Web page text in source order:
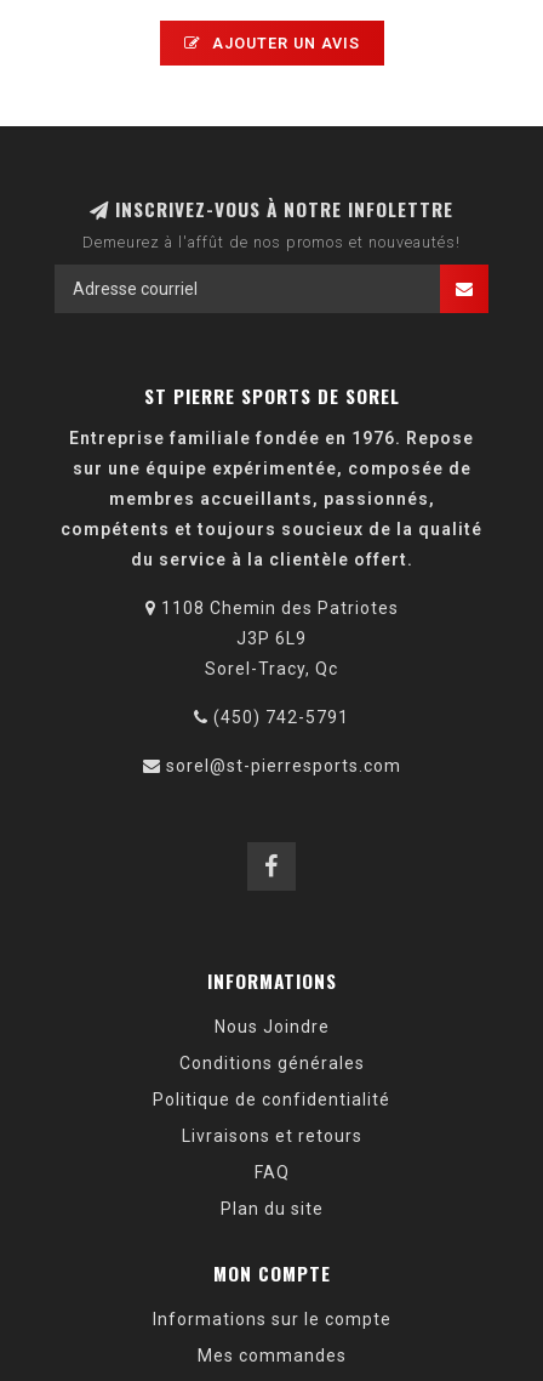
AJOUTER UN AVIS
INSCRIVEZ-VOUS À NOTRE INFOLETTRE
Demeurez à l'affût de nos promos et nouveautés!
ST PIERRE SPORTS DE SOREL
Entreprise familiale fondée en 1976. Repose
sur une équipe expérimentée, composée de
membres accueillants, passionnés,
compétents et toujours soucieux de la qualité
du service à la clientèle offert.
1108 Chemin des Patriotes
J3P 6L9
Sorel-Tracy, Qc
(450) 742-5791
sorel@st-pierresports.com
INFORMATIONS
Nous Joindre
Conditions générales
Politique de confidentialité
Livraisons et retours
FAQ
Plan du site
MON COMPTE
Informations sur le compte
Mes commandes